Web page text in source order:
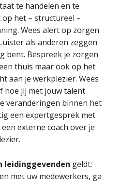
te handelen en te
op het – structureel –
Wees alert op zorgen
als anderen zeggen
bent. Bespreek je zorgen
thuis maar ook op het
aan je werkplezier. Wees
hoe jij met jouw talent
veranderingen binnen het
een expertgesprek met
externe coach over je
leidinggevenden geldt:
met uw medewerkers, ga